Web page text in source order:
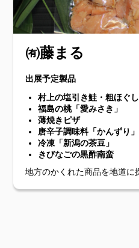
㈲藤まる
出展予定製品
村上の塩引き鮭・粗ほぐし
福島の桃「愛みさき」
薄焼きピザ
唐辛子調味料「かんずり
冷凍「新潟の茶豆」
きびなごの黒酢南蛮
地方のかくれた商品を地道に